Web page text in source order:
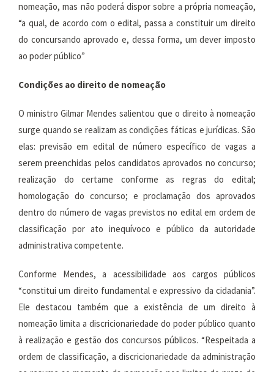
nomeação, mas não poderá dispor sobre a própria nomeação,
“a qual, de acordo com o edital, passa a constituir um direito
do concursando aprovado e, dessa forma, um dever imposto
ao poder público”
Condições ao direito de nomeação
O ministro Gilmar Mendes salientou que o direito à nomeação
surge quando se realizam as condições fáticas e jurídicas. São
elas: previsão em edital de número específico de vagas a
serem preenchidas pelos candidatos aprovados no concurso;
realização do certame conforme as regras do edital;
homologação do concurso; e proclamação dos aprovados
dentro do número de vagas previstos no edital em ordem de
classificação por ato inequívoco e público da autoridade
administrativa competente.
Conforme Mendes, a acessibilidade aos cargos públicos
“constitui um direito fundamental e expressivo da cidadania”.
Ele destacou também que a existência de um direito à
nomeação limita a discricionariedade do poder público quanto
à realização e gestão dos concursos públicos. “Respeitada a
ordem de classificação, a discricionariedade da administração